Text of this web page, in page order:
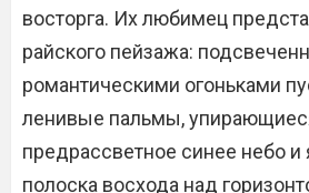
восторга. Их любимец
райского пейзажа:
романтическими огоньками
ленивые пальмы,
предрассветное синее небо и
полоска восхода над